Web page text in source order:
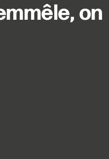
on